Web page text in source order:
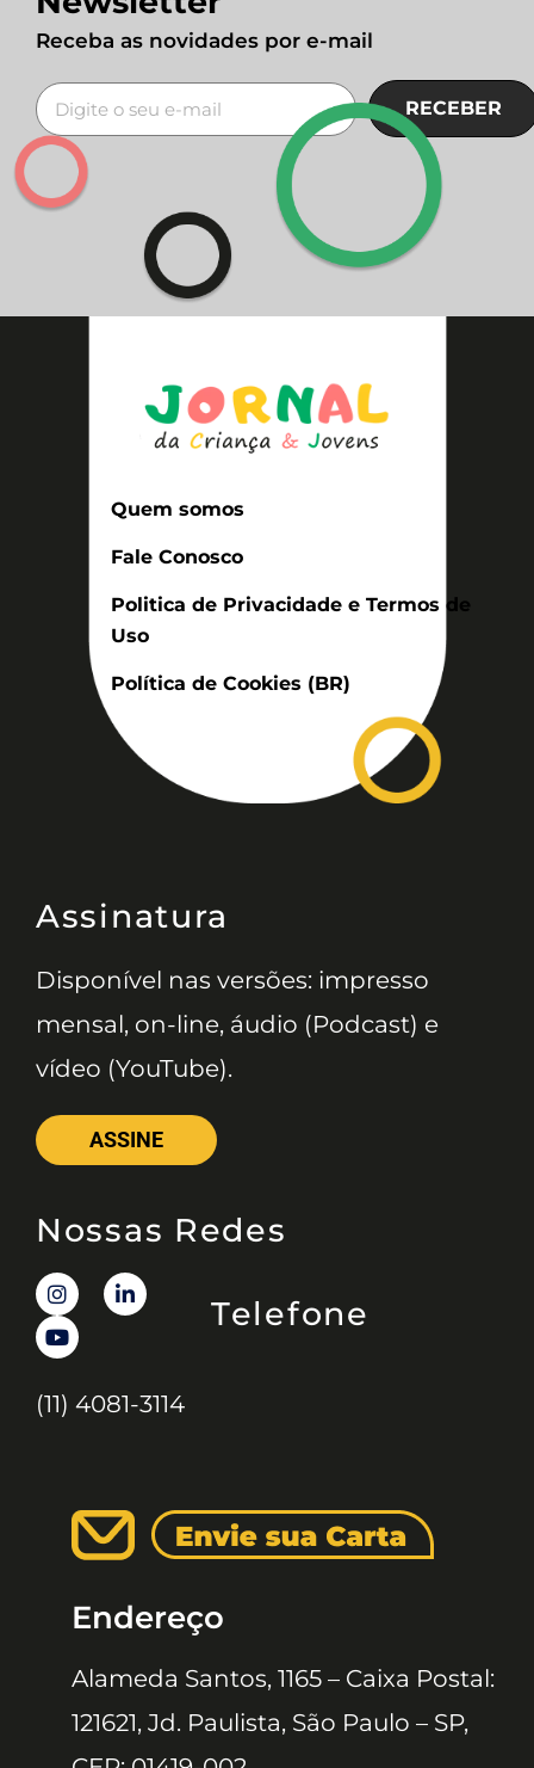
Receba as novidades por e-mail
RECEBER
Quem somos
Fale Conosco
Politica de Privacidade e Termos de
Uso
Política de Cookies (BR)
Assinatura
Disponível nas versões: impresso
mensal, on-line, áudio (Podcast) e
vídeo (YouTube).
ASSINE
Nossas Redes
Telefone
(11) 4081-3114
Endereço
Alameda Santos, 1165 – Caixa Postal:
121621, Jd. Paulista, São Paulo – SP,